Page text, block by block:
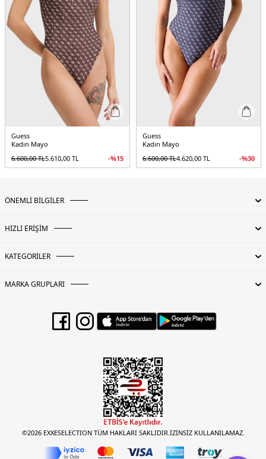
Guess
Kadın Mayo
6.600,00TL5.610,00 TL -%15
Guess
Kadın Mayo
6.600,00TL4.620,00 TL -%30
ÖNEMLİ BİLGİLER
HIZLI ERİŞİM
KATEGORİLER
MARKA GRUPLARI
©2026 EXXESELECTION TÜM HAKLARI SAKLIDIR.İZİNSİZ KULLANILAMAZ.